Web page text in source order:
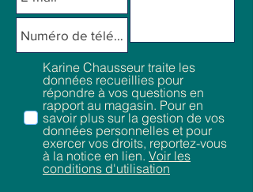
Karine Chausseur traite les
données recueillies pour
répondre à vos questions en
rapport au magasin. Pour en
savoir plus sur la gestion de vos
données personnelles et pour
exercer vos droits, reportez-vous
à la notice en lien. Voir les
conditions d'utilisation